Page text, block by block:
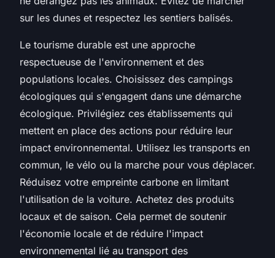
sur les dunes et respectez les sentiers balisés.
Le tourisme durable est une approche
respectueuse de l'environnement et des
populations locales. Choisissez des campings
écologiques qui s'engagent dans une démarche
écologique. Privilégiez ces établissements qui
mettent en place des actions pour réduire leur
impact environnemental. Utilisez les transports en
commun, le vélo ou la marche pour vous déplacer.
Réduisez votre empreinte carbone en limitant
l'utilisation de la voiture. Achetez des produits
locaux et de saison. Cela permet de soutenir
l'économie locale et de réduire l'impact
environnemental lié au transport des